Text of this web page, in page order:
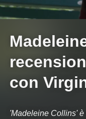
con
'Madeleine Collins'